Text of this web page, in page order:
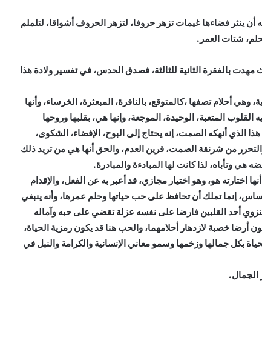
أن ينثر فضاءها غيمات تزهر حروفا، لتزهر الحروف أشواقا، لتلملم
شتات العمر.
بالفقرة الثانية للثالثة، فصدق الحدس، في تفسير ولادة هذا
وهي أحلام تصفها ،كالمتوقع، بالنافرة، المبعثرة، الخرساء، وأنها
القلوب المتعبة، الوحيدة، الموجعة، وإنها هي، بقلبها وروحها
الذي أنهكه الصمت، إنه يحتاج إلى البوح، الإفضاء، الشكوى،
من شرنقة الصمت، قرين العدم، والحق أنها هي من تريد ذلك
وتأباه، لذا كانت لها المبادءة والمبادرة.
اختارته هو، وهو اختيار مجازي، قد أعبر به عن الفعل، والإقدام
إنما تملك أن تحافظ على حب حياتها وحلم عمرها، وأنه ينبغي
أحد القلبين فارضا على نفسه عزلة تقضي على حبه وآماله
أرضا خصبة لازدهار أحلامهما، والحب هنا قد يكون رمزية الحياة،
بكل جمالها وزخمها وسمو معاني الإنسانية والكرامة والنبل في
الجمال.